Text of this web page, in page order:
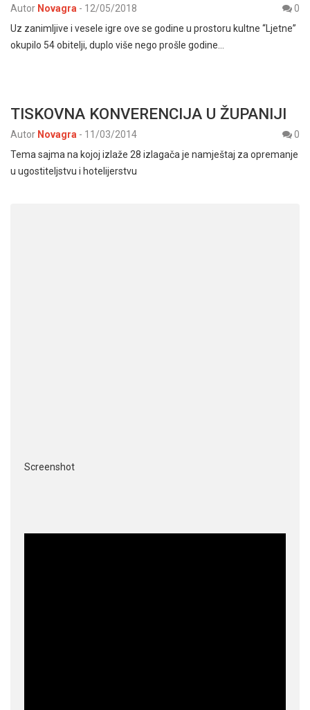
Autor Novagra - 12/05/2018
0
Uz zanimljive i vesele igre ove se godine u prostoru kultne “Ljetne”
okupilo 54 obitelji, duplo više nego prošle godine…
TISKOVNA KONVERENCIJA U ŽUPANIJI
Autor Novagra - 11/03/2014
0
Tema sajma na kojoj izlaže 28 izlagača je namještaj za opremanje
u ugostiteljstvu i hotelijerstvu
Screenshot